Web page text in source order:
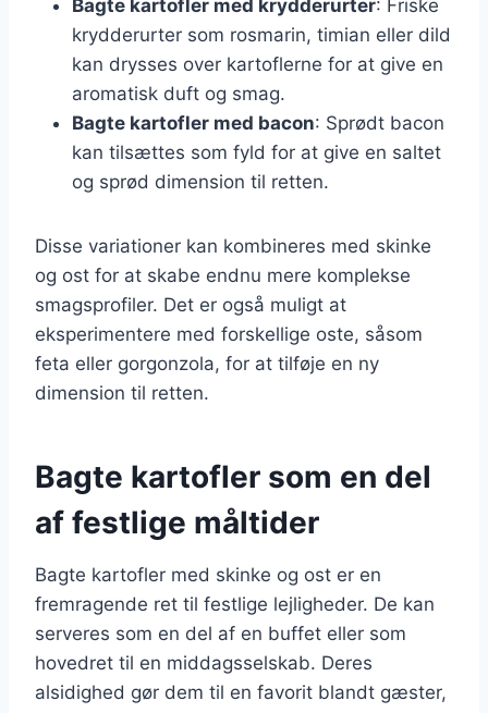
Bagte kartofler med krydderurter: Friske
krydderurter som rosmarin, timian eller dild
kan drysses over kartoflerne for at give en
aromatisk duft og smag.
Bagte kartofler med bacon: Sprødt bacon
kan tilsættes som fyld for at give en saltet
og sprød dimension til retten.
Disse variationer kan kombineres med skinke
og ost for at skabe endnu mere komplekse
smagsprofiler. Det er også muligt at
eksperimentere med forskellige oste, såsom
feta eller gorgonzola, for at tilføje en ny
dimension til retten.
Bagte kartofler som en del
af festlige måltider
Bagte kartofler med skinke og ost er en
fremragende ret til festlige lejligheder. De kan
serveres som en del af en buffet eller som
hovedret til en middagsselskab. Deres
alsidighed gør dem til en favorit blandt gæster,